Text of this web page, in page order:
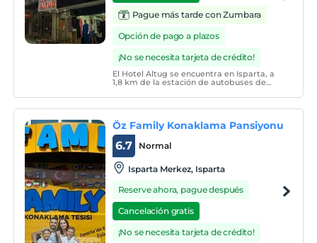
Pague más tarde con Zumbara
Opción de pago a plazos
¡No se necesita tarjeta de crédito!
El Hotel Altug se encuentra en Isparta, a
1,8 km de la estación de autobuses de
con TV. Cada habitación tiene un baño
privado. Para su comodidad, encontrará
Öz Family Konaklama Pansiyonu
Normal
6.7
Isparta Merkez, Isparta
Reserve ahora, pague después
Cancelación gratis
¡No se necesita tarjeta de crédito!